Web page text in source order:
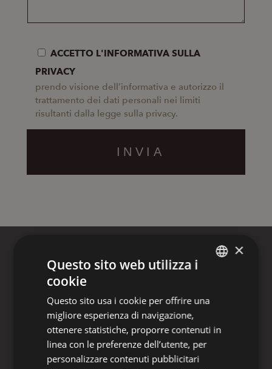
ACCETTO L'INFORMATIVA SULLA
PRIVACY
prendo visione dell’informativa e autorizzo il
trattamento dei dati personali nei limiti
risultanti dalla legge sulla privacy.
INVIA
LA PERGOLAENGLISH
GERMAN
×
Questo sito web utilizza i
cookie
Questo sito usa i cookie per offrire una
migliore esperienza di navigazione,
ottenere statistiche, proporre contenuti in
linea con le preferenze dell’utente, per
personalizzare contenuti pubblicitari